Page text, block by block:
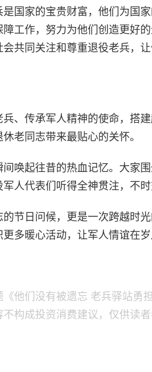
国家的宝贵财富，他们为国
工作，努力为他们创造更好
共同关注和尊重退役老兵，
、传承军人精神的使命，搭
老同志带来最贴心的关怀。
唤起往昔的热血记忆。大家
人代表们听得全神贯注，不
节日问候，更是一次跨越时
多暖心活动，让军人情谊在
他们没有被遗忘 老兵驿站勇
构成投资消费建议，仅供读者